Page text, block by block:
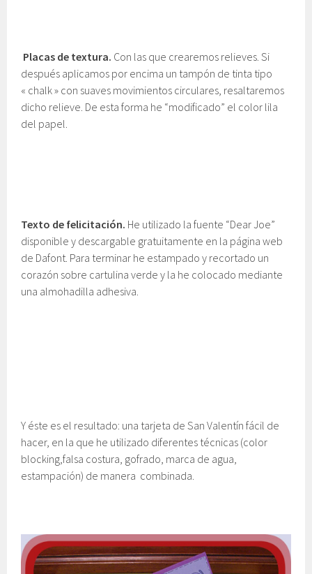
Placas de textura. Con las que crearemos relieves. Si
después aplicamos por encima un tampón de tinta tipo
« chalk » con suaves movimientos circulares, resaltaremos
dicho relieve. De esta forma he “modificado” el color lila
del papel.
Texto de felicitación. He utilizado la fuente “Dear Joe”
disponible y descargable gratuitamente en la página web
de Dafont. Para terminar he estampado y recortado un
corazón sobre cartulina verde y la he colocado mediante
una almohadilla adhesiva.
Y éste es el resultado: una tarjeta de San Valentín fácil de
hacer, en la que he utilizado diferentes técnicas (color
blocking,falsa costura, gofrado, marca de agua,
estampación) de manera combinada.